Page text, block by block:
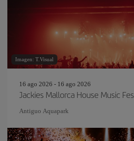
Imagen: T.Visual
16 ago 2026 - 16 ago 2026
Jackies Mallorca House Music
Antiguo Aquapark